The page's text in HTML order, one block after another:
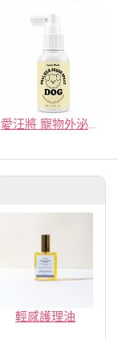
愛汪將 寵物外泌體 平衡口腔淨味噴霧 (犬用)
輕感護理油